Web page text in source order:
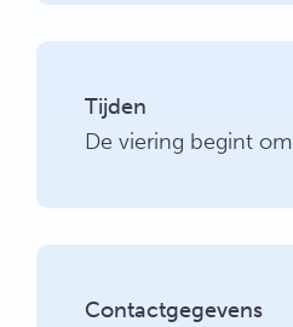
Tijden
De viering begint om
Contactgegevens